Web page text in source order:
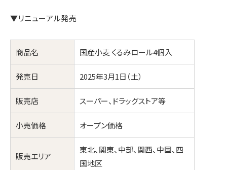
▼リニューアル発売
商品名 国産小麦 くるみロール4個入
発売日 2025年3月1日（土）
販売店 スーパー、ドラッグストア等
小売価格 オープン価格
販売エリア
東北、関東、中部、関西、中国、四
国地区